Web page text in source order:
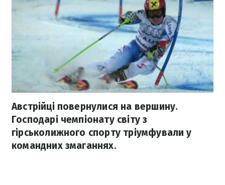
Австрійці повернулися на вершину.
Господарі чемпіонату світу з
гірськолижного спорту тріумфували у
командних змаганнях.